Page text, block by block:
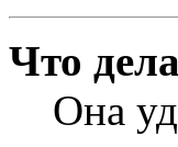
Что
Она